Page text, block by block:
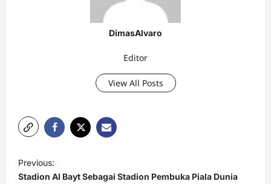
DimasAlvaro
Editor
View All Posts
o
Previous:
Stadion Al Bayt Sebagai Stadion Pembuka Piala Dunia